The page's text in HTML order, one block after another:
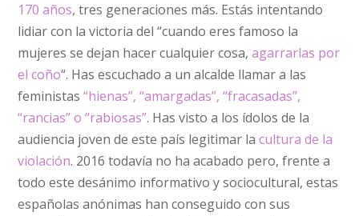
170 años, tres generaciones más. Estás intentando
lidiar con la victoria del “cuando eres famoso la
mujeres se dejan hacer cualquier cosa,agarrarlas por
el coño“. Has escuchado a un alcalde llamar a las
feministas“hienas”, “amargadas”, “fracasadas”,
“rancias” o “rabiosas”. Has visto a los ídolos de la
audiencia joven de este país legitimar lacultura de la
violación. 2016 todavía no ha acabado pero, frente a
todo este desánimo informativo y sociocultural, estas
españolas anónimas han conseguido con sus